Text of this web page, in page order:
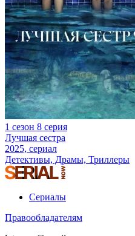
1 сезон 8 серия
Лучшая сестра
2025, сериал
Детективы, Драмы, Триллеры
Сериалы
Правообладателям